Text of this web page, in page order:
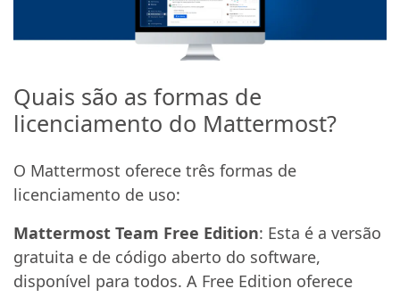
Quais são as formas de
licenciamento do Mattermost?
O Mattermost oferece três formas de
licenciamento de uso:
Mattermost Team Free Edition: Esta é a versão
gratuita e de código aberto do software,
disponível para todos. A Free Edition oferece